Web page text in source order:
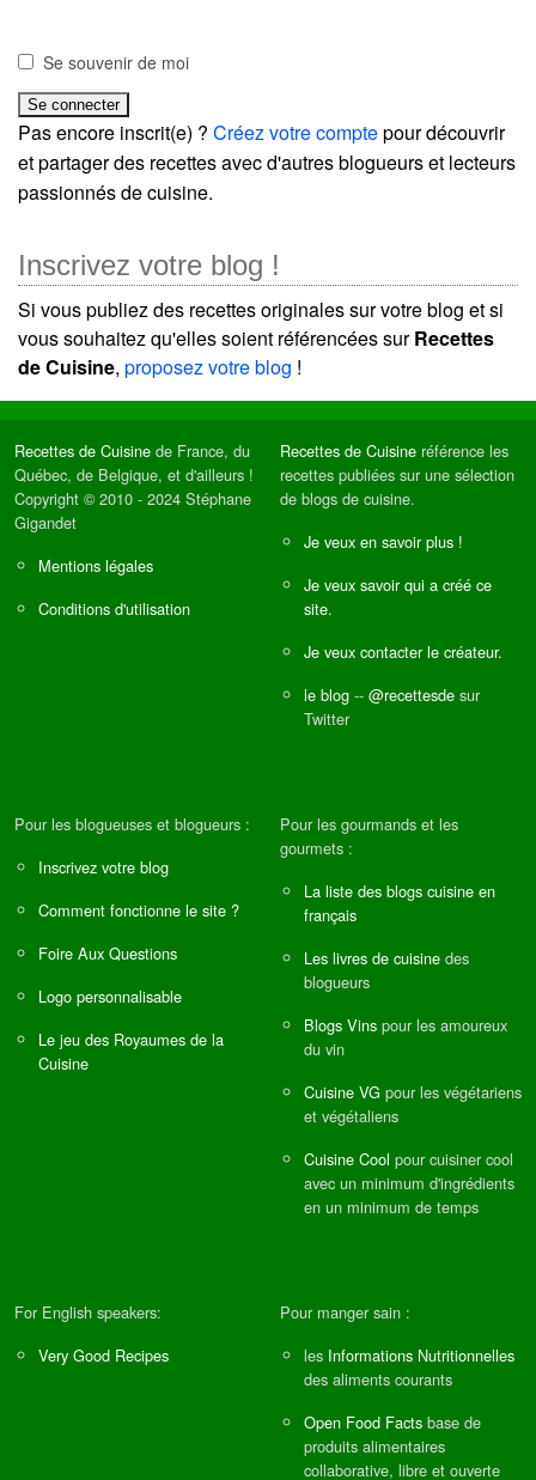
Se souvenir de moi
Pas encore inscrit(e) ? Créez votre comptepour découvrir
et partager des recettes avec d'autres blogueurs et lecteurs
passionnés de cuisine.
Inscrivez votre blog !
Si vous publiez des recettes originales sur votre blog et si
vous souhaitez qu'elles soient référencées surRecettes
de Cuisine, proposez votre blog !
Recettes de Cuisine de France, du
Québec, de Belgique, et d'ailleurs !
Copyright © 2010 - 2024 Stéphane
Gigandet
Mentions légales
Conditions d'utilisation
Recettes de Cuisine référence les
recettes publiées sur une sélection
de blogs de cuisine.
Je veux en savoir plus !
Je veux savoir qui a créé ce
site.
Je veux contacter le créateur.
le blog -- @recettesde sur
Twitter
Pour les blogueuses et blogueurs :
Inscrivez votre blog
Comment fonctionne le site ?
Foire Aux Questions
Logo personnalisable
Le jeu des Royaumes de la
Cuisine
Pour les gourmands et les
gourmets :
La liste des blogs cuisine en
français
Les livres de cuisine des
blogueurs
Blogs Vins pour les amoureux
du vin
Cuisine VG pour les végétariens
et végétaliens
Cuisine Cool pour cuisiner cool
avec un minimum d'ingrédients
en un minimum de temps
For English speakers:
Very Good Recipes
Pour manger sain :
les Informations Nutritionnelles
des aliments courants
Open Food Facts base de
produits alimentaires
collaborative, libre et ouverte